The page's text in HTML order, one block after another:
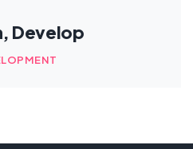
Develop